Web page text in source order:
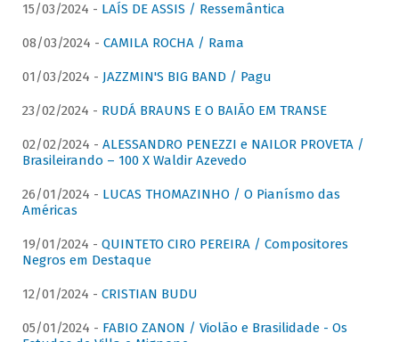
15/03/2024 - LAÍS DE ASSIS / Ressemântica
08/03/2024 - CAMILA ROCHA / Rama
01/03/2024 - JAZZMIN'S BIG BAND / Pagu
23/02/2024 - RUDÁ BRAUNS E O BAIÃO EM TRANSE
02/02/2024 - ALESSANDRO PENEZZI e NAILOR PROVETA /
Brasileirando – 100 X Waldir Azevedo
26/01/2024 - LUCAS THOMAZINHO / O Pianísmo das
Américas
19/01/2024 - QUINTETO CIRO PEREIRA / Compositores
Negros em Destaque
12/01/2024 - CRISTIAN BUDU
05/01/2024 - FABIO ZANON / Violão e Brasilidade - Os